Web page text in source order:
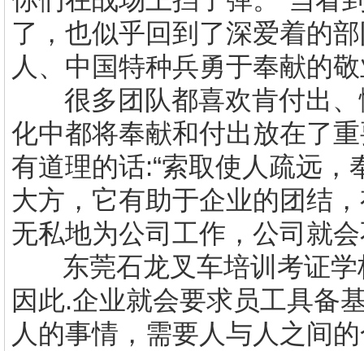
了，也似乎回到了深爱着的
人、中国特种兵勇于奉献的
很多团队都喜欢肯付出
化中都将奉献和付出放在了
有道理的话:“索取使人疏远，
大方，它有助于企业的团结
无私地为公司工作，公司就
东莞石龙叉车培训 考证学
因此.企业就会要求员工具备
人的事情，需要人与人之间